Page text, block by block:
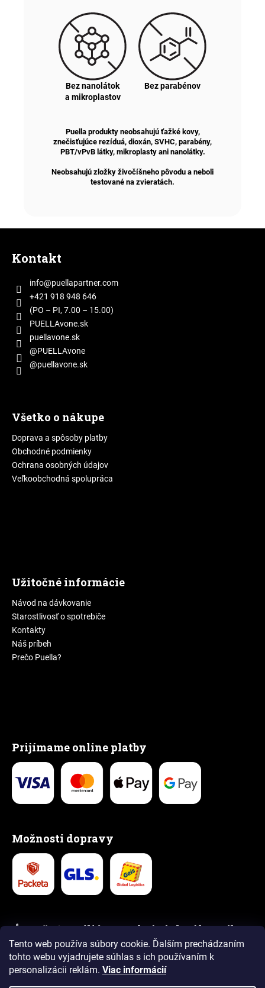
Tento web používa súbory cookie. Ďalším prechádzaním
tohto webu vyjadrujete súhlas s ich používaním k
personalizácii reklám. Viac informácií
Bez nanolátok
a mikroplastov
Bez parabénov
Puella produkty neobsahujú ťažké kovy,
znečisťujúce rezíduá, dioxán, SVHC, parabény,
PBT/vPvB látky, mikroplasty ani nanolátky.
Neobsahujú zložky živočíšneho pôvodu a neboli
testované na zvieratách.
Kontakt
info@puellapartner.com
+421 918 948 646
(PO – PI, 7.00 – 15.00)
PUELLAvone.sk
puellavone.sk
@PUELLAvone
@puellavone.sk
Všetko o nákupe
Doprava a spôsoby platby
Obchodné podmienky
Ochrana osobných údajov
Veľkoobchodná spolupráca
Užitočné informácie
Návod na dávkovanie
Starostlivosť o spotrebiče
Kontakty
Náš príbeh
Prečo Puella?
Prijímame online platby
Možnosti dopravy
👍 Vyše 1,5 milióna spokojných zákazníkov
Recenzie
4,9 5,0